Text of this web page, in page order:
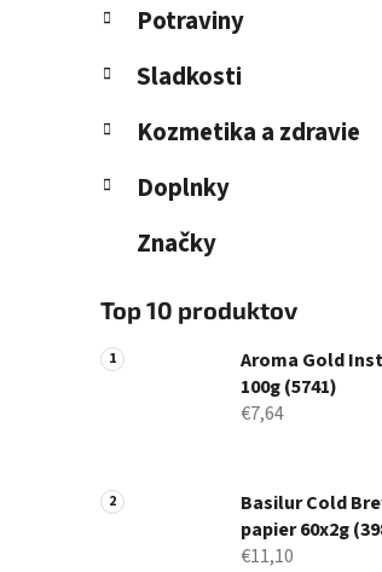
Potraviny
Sladkosti
Kozmetika a zdravie
Doplnky
Značky
Top 10 produktov
Aroma Gold
100g (5741)
€7,64
Basilur Cold
papier 60x2g
€11,10